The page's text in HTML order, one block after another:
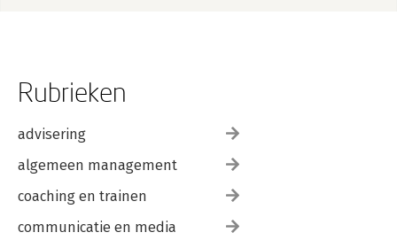
Rubrieken
advisering
algemeen management
coaching en trainen
communicatie en media